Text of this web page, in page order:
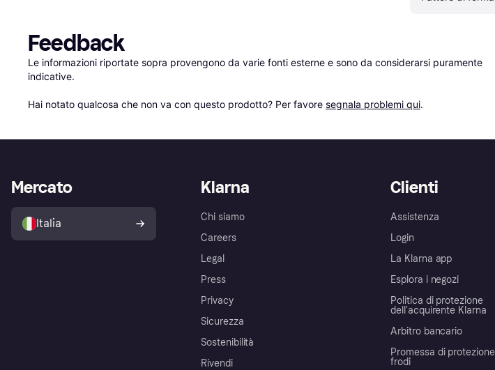
Feedback
Le informazioni riportate sopra provengono da varie fonti esterne e sono da considerarsi puramente
indicative.
Hai notato qualcosa che non va con questo prodotto? Per favore segnala problemi qui.
Klarna
Chi siamo
Careers
Legal
Press
Privacy
Sicurezza
Sostenibilità
Rivendi
Clienti
Assistenza
Login
La Klarna app
Esplora i negozi
Politica di protezione
dell'acquirente Klarna
Arbitro bancario
Promessa di
frodi
Mercato
Italia